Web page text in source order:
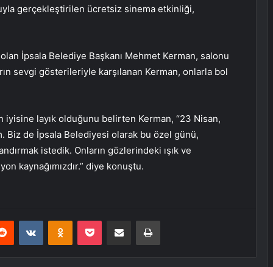
gerçekleştirilen ücretsiz sinema etkinliği,
İpsala Belediye Başkanı Mehmet Kerman, salonu
sevgi gösterileriyle karşılanan Kerman, onlarla bol
layık olduğunu belirten Kerman, “23 Nisan,
Biz de İpsala Belediyesi olarak bu özel günü,
istedik. Onların gözlerindeki ışık ve
kaynağımızdır.” diye konuştu.
Reddit VKontakteOdnoklassniki
Pocket E-Posta ile paylaş Yazdır